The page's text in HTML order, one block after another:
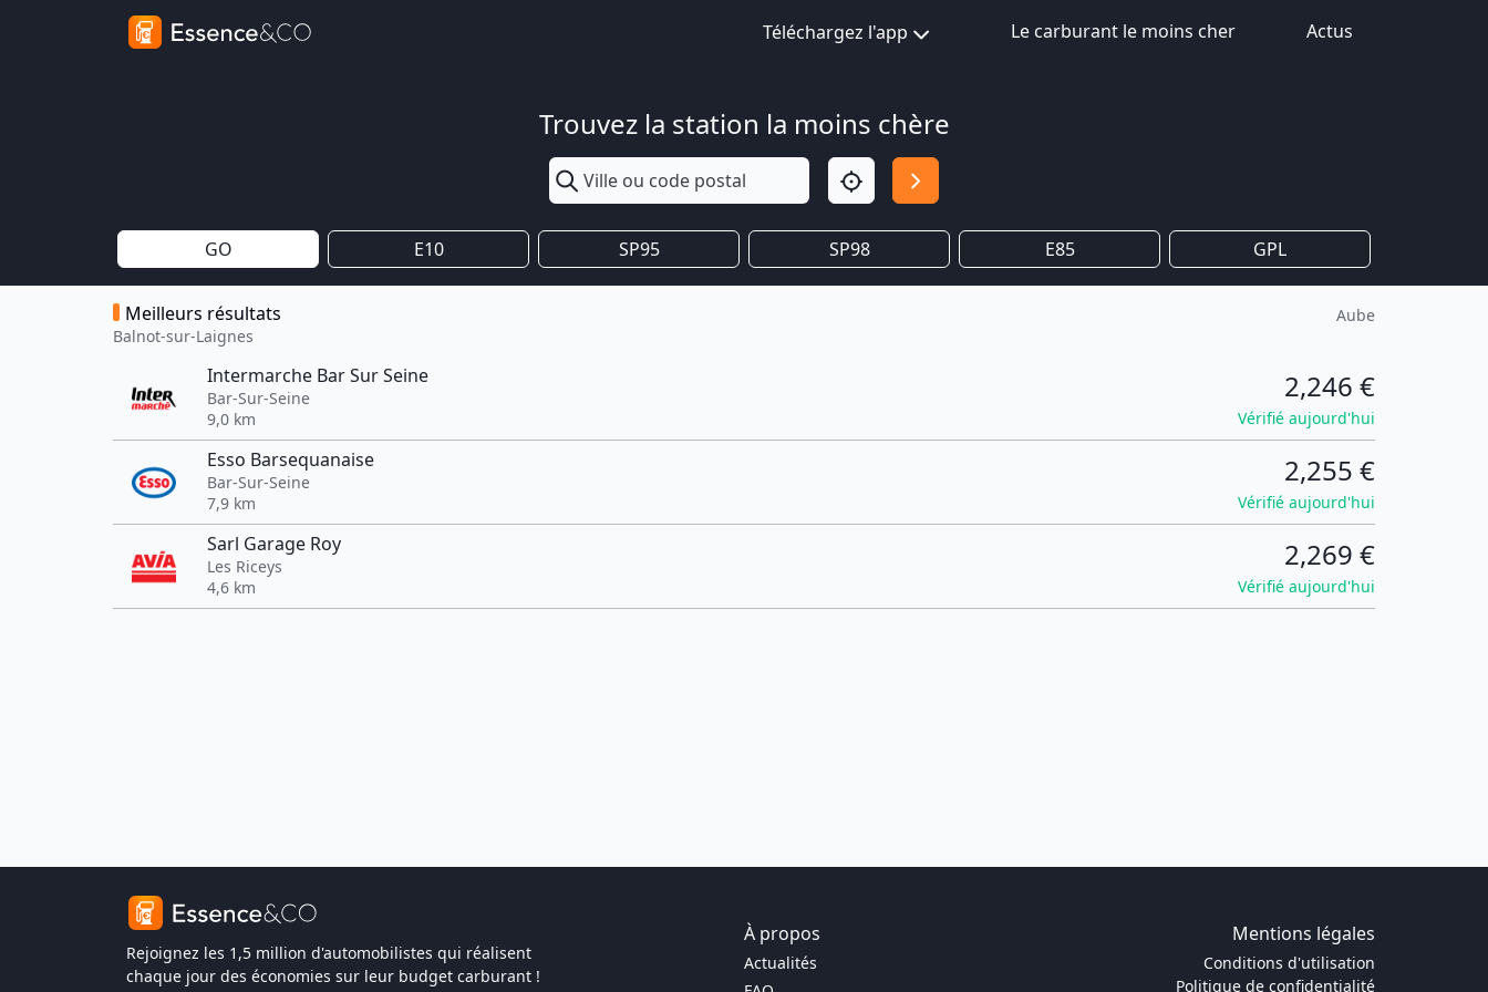
Téléchargez l'app Le carburant le moins cher Actus
Trouvez la station la moins chère
GO E10 SP95 SP98 E85 GPL
Meilleurs résultats
Balnot-sur-Laignes
Aube
Intermarche Bar Sur Seine
Bar-Sur-Seine
9,0 km
2,246 €
Vérifié aujourd'hui
Esso Barsequanaise
Bar-Sur-Seine
7,9 km
2,255 €
Vérifié aujourd'hui
Sarl Garage Roy
Les Riceys
4,6 km
2,269 €
Vérifié aujourd'hui
Rejoignez les 1,5 million d'automobilistes qui réalisent
chaque jour des économies sur leur budget carburant !
À propos Mentions légales
Actualités
Conditions d'utilisation
Politique de confidentialité